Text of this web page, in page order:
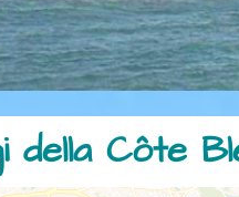
della Côte